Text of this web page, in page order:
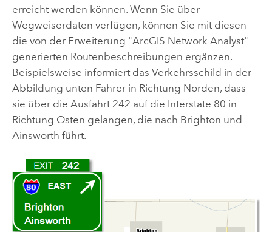
erreicht werden können. Wenn Sie über
Wegweiserdaten verfügen, können Sie mit diesen
die von der Erweiterung "ArcGIS Network Analyst"
generierten Routenbeschreibungen ergänzen.
Beispielsweise informiert das Verkehrsschild in der
Abbildung unten Fahrer in Richtung Norden, dass
sie über die Ausfahrt 242 auf die Interstate 80 in
Richtung Osten gelangen, die nach Brighton und
Ainsworth führt.